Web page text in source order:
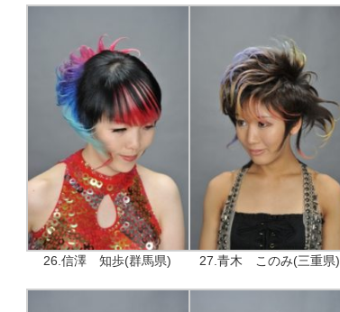
26.信澤 知歩(群馬県) 27.青木 このみ(三重県)